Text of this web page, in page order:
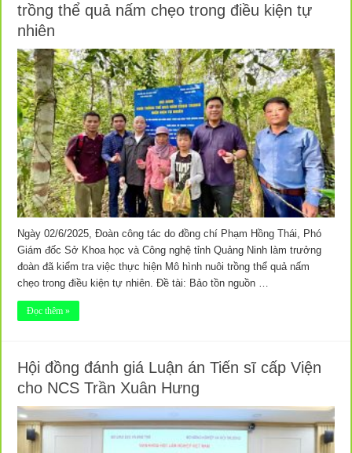
trồng thể quả nấm chẹo trong điều kiện tự
nhiên
Ngày 02/6/2025, Đoàn công tác do đồng chí Phạm Hồng Thái, Phó
Giám đốc Sở Khoa học và Công nghệ tỉnh Quảng Ninh làm trưởng
đoàn đã kiểm tra việc thực hiện Mô hình nuôi trồng thể quả nấm
chẹo trong điều kiện tự nhiên. Đề tài: Bảo tồn nguồn …
Đọc thêm »
Hội đồng đánh giá Luận án Tiến sĩ cấp Viện
cho NCS Trần Xuân Hưng